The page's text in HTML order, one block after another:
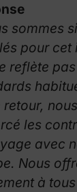
sommes
pour cet
reflète
retour,
les
avec
Nous
à